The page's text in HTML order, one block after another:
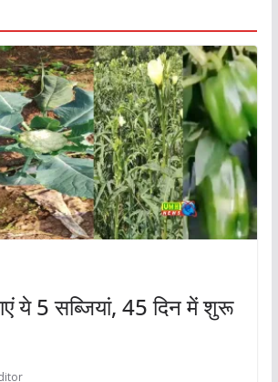
ये 5 सब्जियां, 45 दिन में शुरू